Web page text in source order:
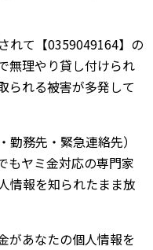
れて【0359049164】の
無理やり貸し付けられ
られる被害が多発して
務先・緊急連絡先）
もヤミ金対応の専門家
情報を知られたまま放
があなたの個人情報を